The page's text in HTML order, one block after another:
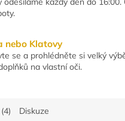
nebo Klatovy
se a prohlédněte si velký
na vlastní oči.
Diskuze